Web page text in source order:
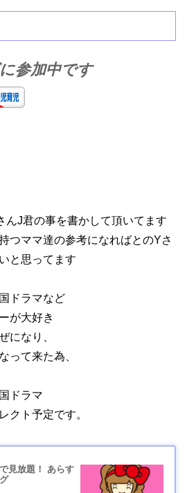
参加中です
んJ君の事を書かして頂いてます
つママ達の参考になればとのYさ
と思ってます
ドラマなど
が大好き
になり、
って来た為、
ドラマ
クト予定です。
見放題！ あらす